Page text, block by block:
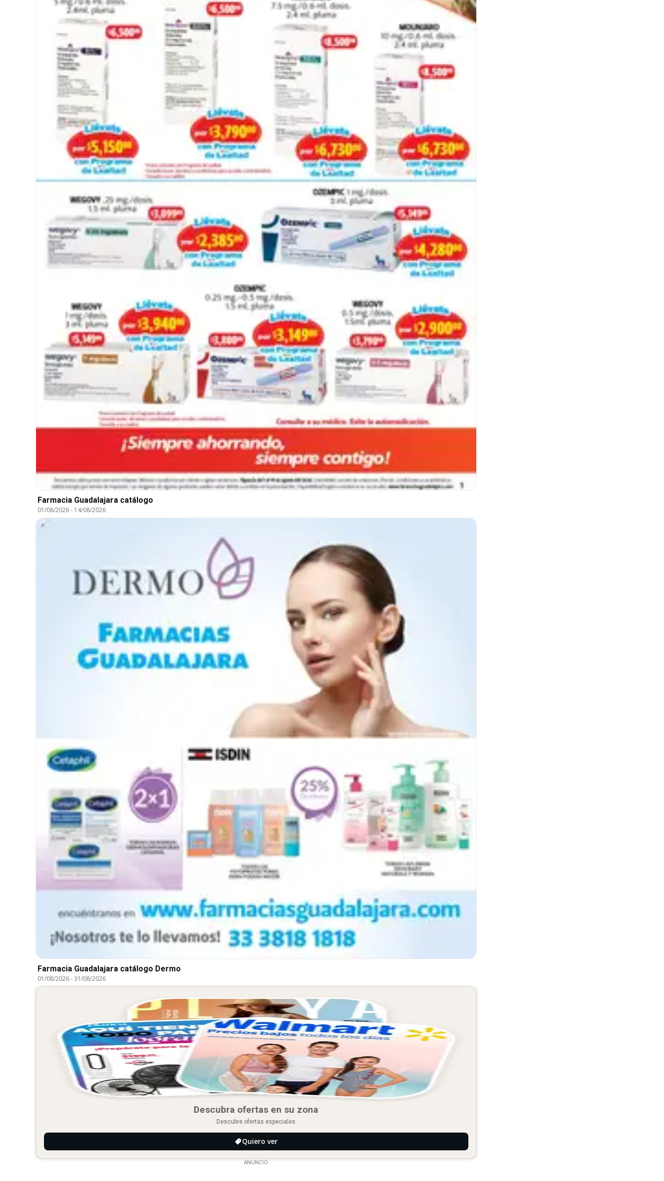
Farmacia Guadalajara catálogo
01/08/2026- 14/08/2026
Farmacia Guadalajara catálogo Dermo
01/08/2026-31/08/2026
Descubra ofertas en su zona
Descubre ofertas especiales
Quiero ver
ANUNCIO